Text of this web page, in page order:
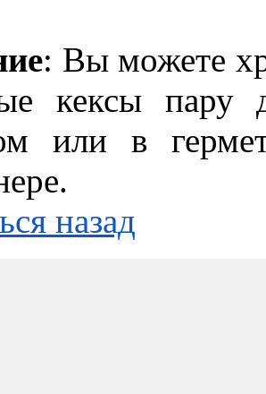
: Вы можете
кексы пару
или в
назад